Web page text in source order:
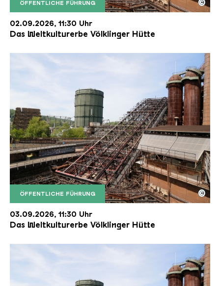
ÖFFENTLICHE FÜHRUNG
Der Erzschrägaufzug der Völklinger Hütte mit
Copyright: Weltkulturerbe Völklinger Hütte | Karl
©
02.09.2026, 11:30 Uhr
Das Weltkulturerbe Völklinger Hütte
ÖFFENTLICHE FÜHRUNG
Der Erzschrägaufzug der Völklinger Hütte mit
Copyright: Weltkulturerbe Völklinger Hütte | Karl
©
03.09.2026, 11:30 Uhr
Das Weltkulturerbe Völklinger Hütte